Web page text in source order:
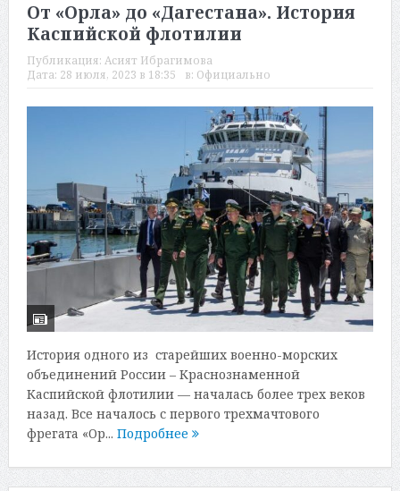
От «Орла» до «Дагестана». История
Каспийской флотилии
Публикация: Асият Ибрагимова
Дата: 28 июля, 2023 в 18:35 в: Официально
История одного из старейших военно-морских
объединений России – Краснознаменной
Каспийской флотилии — началась более трех веков
назад. Все началось с первого трехмачтового
фрегата «Ор... Подробнее